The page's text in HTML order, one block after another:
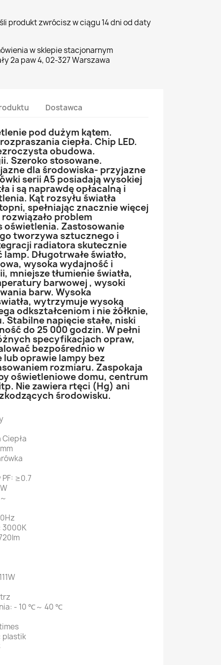
produkt zwrócisz w ciągu 14 dni od daty
w sklepie stacjonarnym
2a paw 4, 02-327 Warszawa
Dostawca
pod dużym kątem.
ciepła. Chip LED.
obudowa.
Szeroko stosowane.
dla środowiska- przyjazne
serii A5 posiadają wysokiej
i są naprawdę opłacalną i
Kąt rozsyłu światła
spełniając znacznie więcej
problem
oświetlenia. Zastosowanie
tworzywa sztucznego i
radiatora skutecznie
Długotrwałe światło,
wysoka wydajność i
mniejsze tłumienie światła,
barwowej , wysoki
barw. Wysoka
wytrzymuje wysoką
odkształceniom i nie żółknie,
Stabilne napięcie stałe, niski
do 25 000 godzin. W pełni
specyfikacjach opraw,
bezpośrednio w
oprawie lampy bez
rozmiaru. Zaspokaja
oświetleniowe domu, centrum
Nie zawiera rtęci (Hg) ani
środowisku.
≥0.7
3000K
- 10 ℃～ 40 ℃
plastik